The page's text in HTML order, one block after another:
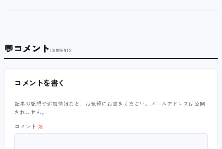
💬コメント COMMENTS
コメントを書く
記事の感想や追加情報など、お気軽にお書きください。メールアドレスは公開
されません。
コメント ※